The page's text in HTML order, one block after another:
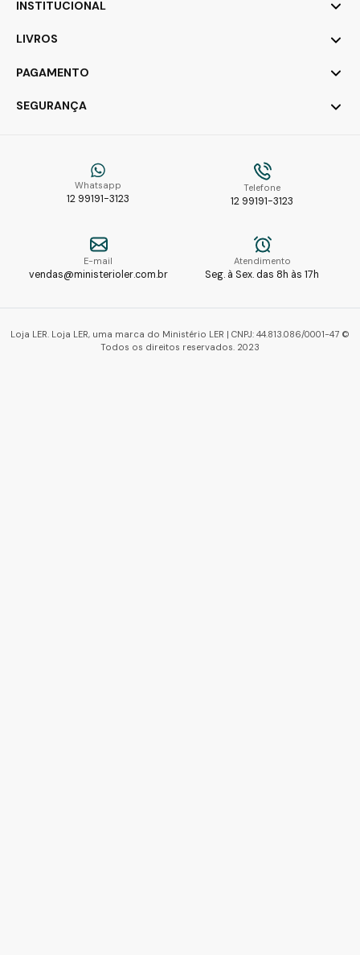
Whatsapp
12 99191-3123
Telefone
12 99191-3123
E-mail
vendas@ministerioler.com.br
Atendimento
Seg. à Sex. das 8h às 17h
INSTITUCIONAL
LIVROS
PAGAMENTO
SEGURANÇA
Loja LER. Loja LER, uma marca do Ministério LER | CNPJ: 44.813.086/0001-47 ©
Todos os direitos reservados. 2023